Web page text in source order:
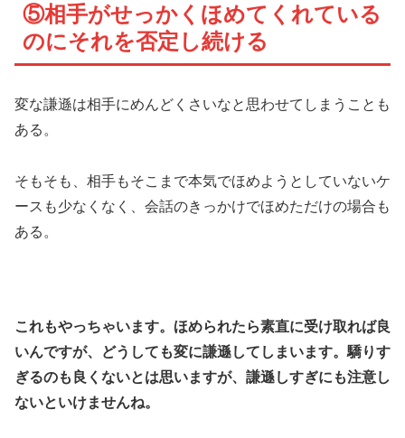
⑤相手がせっかくほめてくれている
のにそれを否定し続ける
変な謙遜は相手にめんどくさいなと思わせてしまうことも
ある。
そもそも、相手もそこまで本気でほめようとしていないケ
ースも少なくなく、会話のきっかけでほめただけの場合も
ある。
これもやっちゃいます。ほめられたら素直に受け取れば良
いんですが、どうしても変に謙遜してしまいます。驕りす
ぎるのも良くないとは思いますが、謙遜しすぎにも注意し
ないといけませんね。